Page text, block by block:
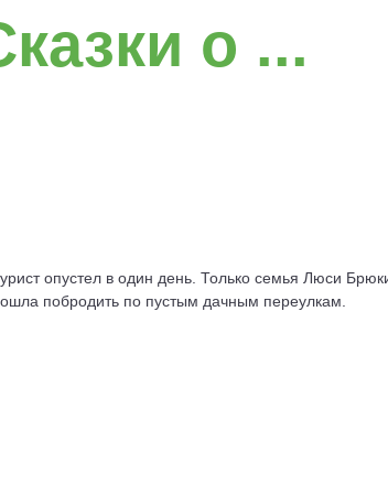
о ...
опустел в один день. Только семья Люси
побродить по пустым дачным переулкам.